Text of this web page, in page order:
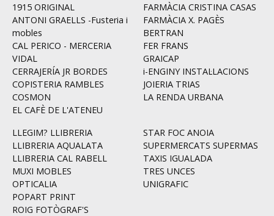
1915 ORIGINAL
ANTONI GRAELLS -Fusteria i
mobles
CAL PERICO - MERCERIA
VIDAL
CERRAJERÍA JR BORDES
COPISTERIA RAMBLES
COSMON
EL CAFÈ DE L'ATENEU
FARMÀCIA CRISTINA CASAS
FARMÀCIA X. PAGÈS
BERTRAN
FER FRANS
GRAICAP
i-ENGINY INSTAL·LACIONS
JOIERIA TRIAS
LA RENDA URBANA
LLEGIM? LLIBRERIA
LLIBRERIA AQUALATA
LLIBRERIA CAL RABELL
MUXI MOBLES
OPTICALIA
POPART PRINT
ROIG FOTÒGRAF'S
STAR FOC ANOIA
SUPERMERCATS SUPERMAS
TAXIS IGUALADA
TRES UNCES
UNIGRAFIC